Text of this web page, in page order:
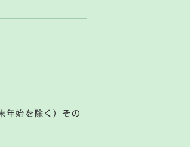
始を除く）その